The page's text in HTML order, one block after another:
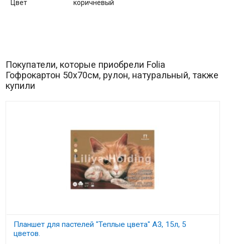
Цвет
коричневый
Покупатели, которые приобрели Folia
Гофрокартон 50х70см, рулон, натуральный, также
купили
Планшет для пастелей "Теплые цвета" А3, 15л, 5
цветов.